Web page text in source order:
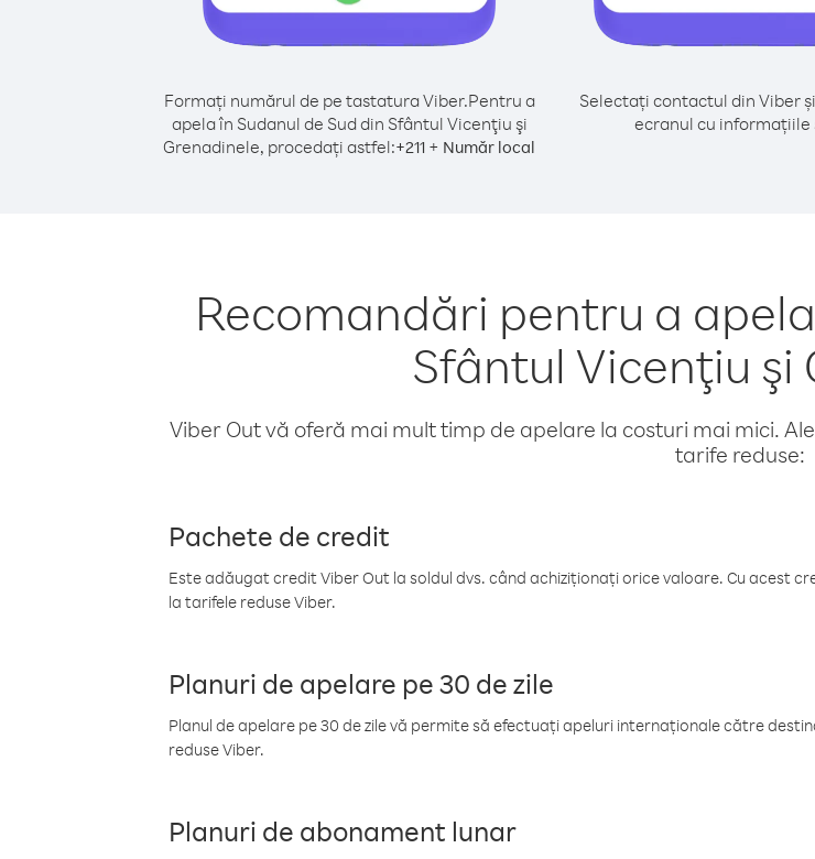
Formați numărul de pe tastatura Viber.Pentru a
apela în Sudanul de Sud din Sfântul Vicenţiu şi
Grenadinele, procedați astfel:+211 + Număr local
Selectați contactul din Viber
ecranul cu informațiile
Recomandări pentru a
Sfântul Vicenţiu şi
Viber Out vă oferă mai mult timp de apelare la costuri mai mici.
tarife reduse:
Pachete de credit
Este adăugat credit Viber Out la soldul dvs. când achiziționați orice valoare. Cu acest
la tarifele reduse Viber.
Planuri de apelare pe 30 de zile
Planul de apelare pe 30 de zile vă permite să efectuați apeluri internaționale către
reduse Viber.
Planuri de abonament lunar